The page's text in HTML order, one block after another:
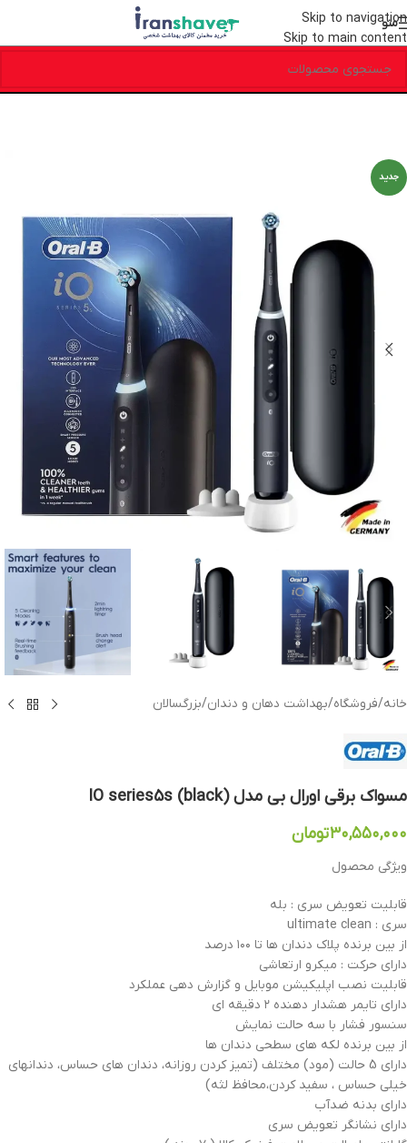
Skip to navigation
Skip to main content
منو
جدید
خانه/فروشگاه/بهداشت دهان و دندان/بزرگسالان
مسواک برقی اورال بی مدل (black) IO series5s
۳۰,۵۵۰,۰۰۰تومان
ویژگی محصول
قابلیت تعویض سری : بله
سری : ultimate clean
از بین برنده پلاک دندان ها تا ۱۰۰ درصد
دارای حرکت : میکرو ارتعاشی
قابلیت نصب اپلیکیشن موبایل و گزارش دهی عملکرد
دارای تایمر هشدار دهنده ۲ دقیقه ای
سنسور فشار با سه حالت نمایش
از بین برنده لکه های سطحی دندان ها
دارای 5 حالت (مود) مختلف (تمیز کردن روزانه، دندان های حساس، دندانهای
خیلی حساس ، سفید کردن،محافظ لثه)
دارای بدنه ضدآب
دارای نشانگر تعویض سری